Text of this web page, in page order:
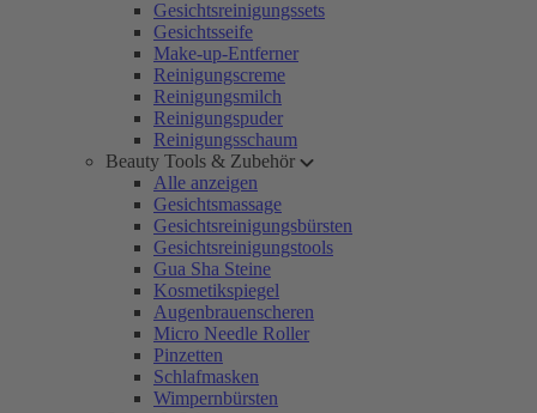
Gesichtsreinigungssets
Gesichtsseife
Make-up-Entferner
Reinigungscreme
Reinigungsmilch
Reinigungspuder
Reinigungsschaum
Beauty Tools & Zubehör
Alle anzeigen
Gesichtsmassage
Gesichtsreinigungsbürsten
Gesichtsreinigungstools
Gua Sha Steine
Kosmetikspiegel
Augenbrauenscheren
Micro Needle Roller
Pinzetten
Schlafmasken
Wimpernbürsten